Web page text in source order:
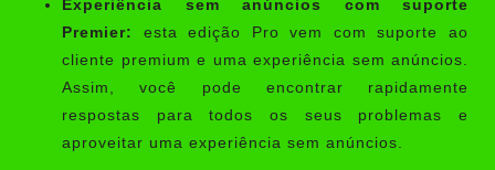
Experiência sem anúncios com suporte
Premier:
esta edição Pro vem com suporte ao
cliente premium e uma experiência sem anúncios.
Assim, você pode encontrar rapidamente
respostas para todos os seus problemas e
aproveitar uma experiência sem anúncios.